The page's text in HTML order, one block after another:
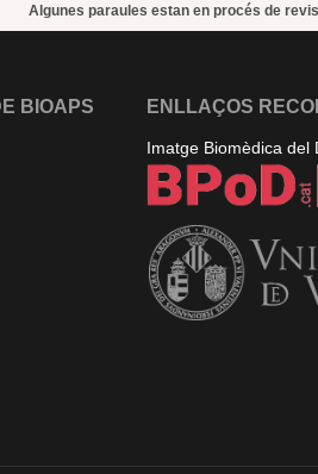
Algunes paraules estan en procés de
BIOAPS ENLLAÇOS
Imatge Biomèdica del